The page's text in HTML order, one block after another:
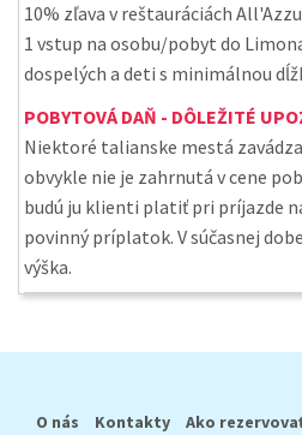
10% zľava v reštauráciách
1 vstup na osobu/pobyt do
dospelých a deti s minimálnou
POBYTOVÁ DAŇ - DÔLEŽITÉ
Niektoré talianske mestá
obvykle nie je zahrnutá v cene
budú ju klienti platiť pri príjazde
povinný príplatok. V súčasnej
výška.
O nás Kontakty Ako